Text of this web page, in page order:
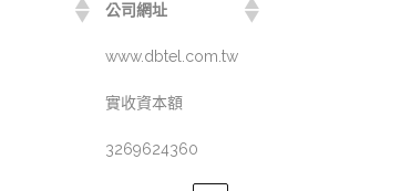
公司網址
www.dbtel.com.tw
實收資本額
3269624360